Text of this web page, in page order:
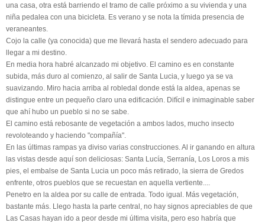
una casa, otra está barriendo el tramo de calle próximo a su vivienda y una
niña pedalea con una bicicleta. Es verano y se nota la tímida presencia de
veraneantes.
Cojo la calle (ya conocida) que me llevará hasta el sendero adecuado para
llegar a mi destino.
En media hora habré alcanzado mi objetivo. El camino es en constante
subida, más duro al comienzo, al salir de Santa Lucia, y luego ya se va
suavizando. Miro hacia arriba al robledal donde está la aldea, apenas se
distingue entre un pequeño claro una edificación. Difícil e inimaginable saber
que ahí hubo un pueblo si no se sabe.
El camino está rebosante de vegetación a ambos lados, mucho insecto
revoloteando y haciendo "compañía".
En las últimas rampas ya diviso varias construcciones. Al ir ganando en altura
las vistas desde aquí son deliciosas: Santa Lucía, Serranía, Los Loros a mis
pies, el embalse de Santa Lucia un poco más retirado, la sierra de Gredos
enfrente, otros pueblos que se recuestan en aquella vertiente....
Penetro en la aldea por su calle de entrada. Todo igual. Más vegetación,
bastante más. Llego hasta la parte central, no hay signos apreciables de que
Las Casas hayan ido a peor desde mi última visita, pero eso habría que